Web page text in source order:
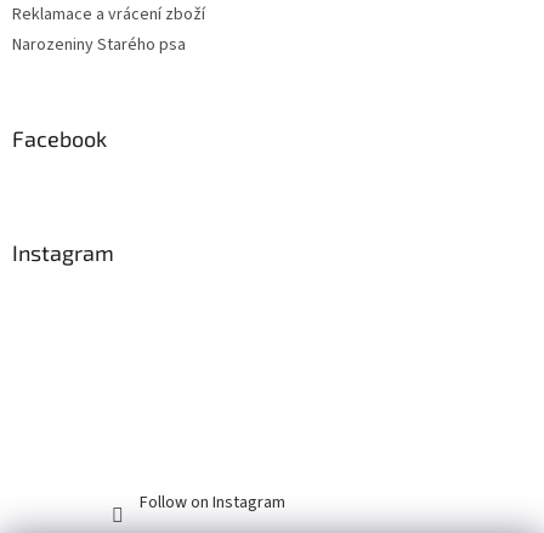
Reklamace a vrácení zboží
Narozeniny Starého psa
Facebook
Instagram
Follow on Instagram